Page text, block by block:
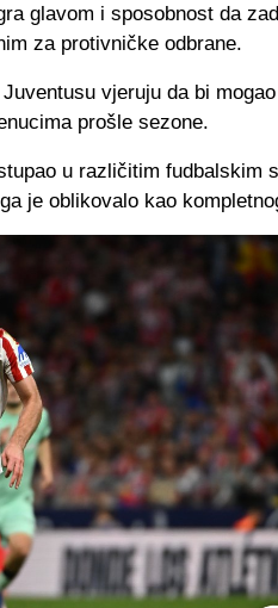
glavom i sposobnost da
za protivničke odbrane.
vjeruju da bi
prošle sezone.
u različitim fudbalskim
je oblikovalo kao